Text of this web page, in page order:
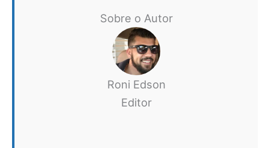
Sobre o Autor
Roni Edson
Editor